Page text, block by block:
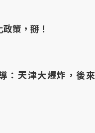
策，掰！
：天津大爆炸，後來